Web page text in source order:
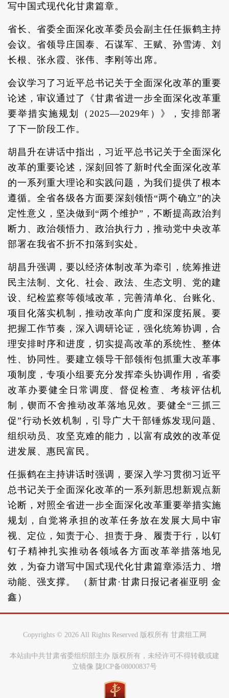
写中国式现代化甘肃篇章。
省长、省委全面深化改革委员会副主任任振鹤主持
会议。省领导庄国泰、石谋军、王赋、孙雪涛、刘
长根、张永霞、张伟、李刚等出席。
会议学习了习近平总书记关于全面深化改革的重要
论述，审议通过了《甘肃省进一步全面深化改革重
要举措实施规划（2025—2029年）》，安排部署
了下一阶段工作。
胡昌升在讲话中指出，习近平总书记关于全面深化
改革的重要论述，深刻回答了新时代全面深化改革
的一系列重大理论和实践问题，为我们提供了根本
遵循。全省各级各方面要深刻领悟“两个确立”的决
定性意义，坚决做到“两个维护”，不断提高政治判
断力、政治领悟力、政治执行力，推动党中央改革
部署在我省不折不扣落到实处。
胡昌升强调，要以经济体制改革为牵引，统筹推进
民主法制、文化、社会、政法、生态文明、党的建
设、纪检监察等领域改革，完善清单化、台账化、
项目化落实机制，推动改革向广度和深度拓展。要
把握工作节奏，深入调研论证，强化统筹协调，合
理安排时序和进度，切实提高改革的系统性、整体
性、协同性。要建立领导干部领衔包抓重大改革事
项制度，专项小组要充分发挥牵头协调作用，省委
改革办要健全日常调度、督促检查、考核评估机
制，锲而不舍推动改革落地见效。要健全“三抓三
促”行动长效机制，引导广大干部锤炼发现问题、
组织动员、攻坚克难的能力，以富有成效的改革促
进发展、惠民富民。
任振鹤在主持讲话时强调，要深入学习贯彻习近平
总书记关于全面深化改革的一系列新思想新观点新
论断，对照全省进一步全面深化改革重要举措实施
规划，自觉将承担的改革任务放在发展大局中审
视、定位，知责于心、担责于身、履责于行，以钉
钉子精神扎实推动各领域各方面改革举措落地见
效，为奋力谱写中国式现代化甘肃篇章添活力、增
动能、强支撑。 （新甘肃·甘肃日报记者崔亚明 金
鑫）
Copyrights © 2026 All Rights Reserved 版权所有 甘肃组工网
本站由中共甘肃省委组织部主办 版权所有，未经许可不得转载或建
立镜像 陇ICP备08000837号